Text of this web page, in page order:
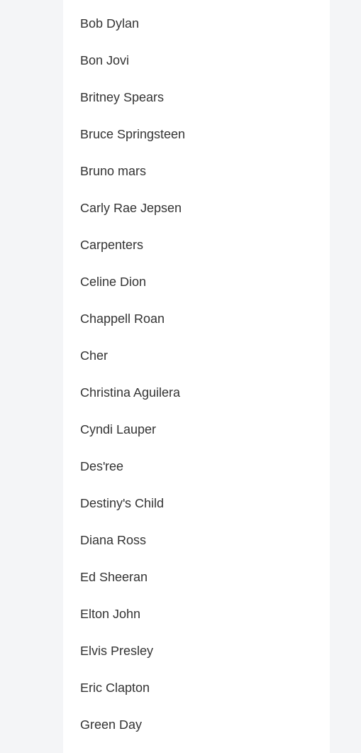
Bob Dylan
Bon Jovi
Britney Spears
Bruce Springsteen
Bruno mars
Carly Rae Jepsen
Carpenters
Celine Dion
Chappell Roan
Cher
Christina Aguilera
Cyndi Lauper
Des'ree
Destiny's Child
Diana Ross
Ed Sheeran
Elton John
Elvis Presley
Eric Clapton
Green Day